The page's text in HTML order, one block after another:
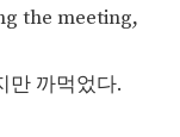
the meeting,
만 까먹었다.